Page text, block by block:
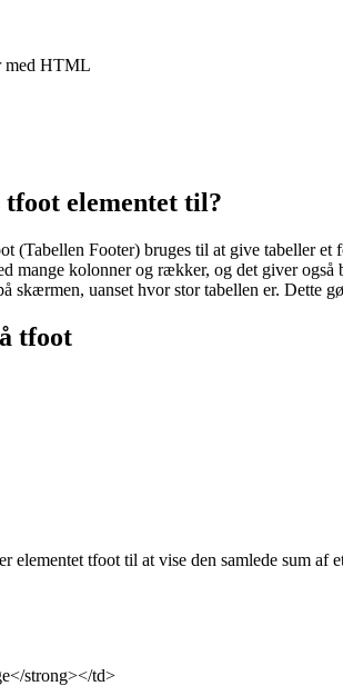
med HTML
tfoot elementet til?
(Tabellen Footer) bruges til at give tabeller
mange kolonner og rækker, og det giver
skærmen, uanset hvor stor tabellen er. Dette
tfoot
elementet tfoot til at vise den samlede sum af
strong></td>